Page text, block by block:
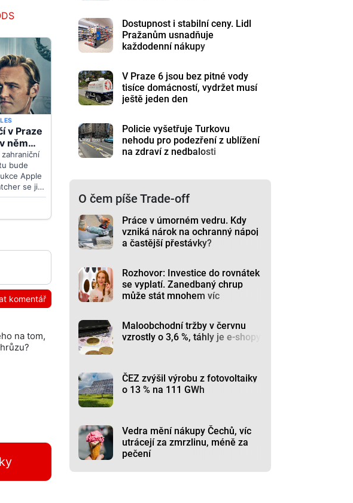
komentář
na tom,
Dostupnost i stabilní ceny. Lidl
Pražanům usnadňuje
každodenní nákupy
V Praze 6 jsou bez pitné vody
tisíce domácností, vydržet musí
ještě jeden den
Policie vyšetřuje Turkovu
nehodu pro podezření z ublížení
na zdraví z nedbalosti
O čem píše Trade-off
Práce v úmorném vedru. Kdy
vzniká nárok na ochranný nápoj
a častější přestávky?
Rozhovor: Investice do rovnátek
se vyplatí. Zanedbaný chrup
může stát mnohem víc
Maloobchodní tržby v červnu
vzrostly o 3,6 %, táhly je e-shopy
ČEZ zvýšil výrobu z fotovoltaiky
o 13 % na 111 GWh
Vedra mění nákupy Čechů, víc
utrácejí za zmrzlinu, méně za
pečení